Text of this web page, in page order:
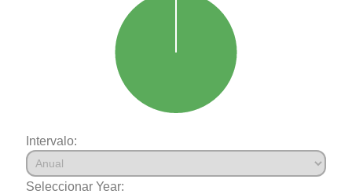
Intervalo:
Seleccionar Year: